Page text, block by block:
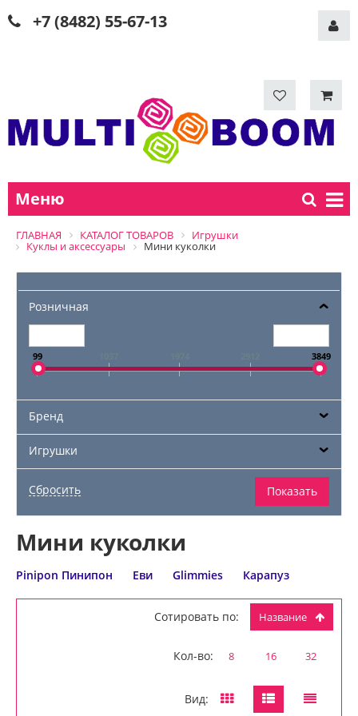
+7 (8482) 55-67-13
Меню
ГЛАВНАЯ КАТАЛОГ ТОВАРОВ
Игрушки
Куклы и аксессуары
Мини куколки
Розничная
99 3849
Бренд
Игрушки
Мини куколки
Pinipon Пинипон Еви Glimmies Карапуз
Сотировать по: Название
Кол-во: 8 16 32
Вид: